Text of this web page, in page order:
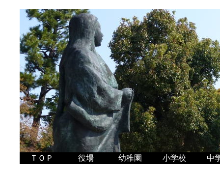
ＴＯＰ 役場 幼稚園 小学校 中